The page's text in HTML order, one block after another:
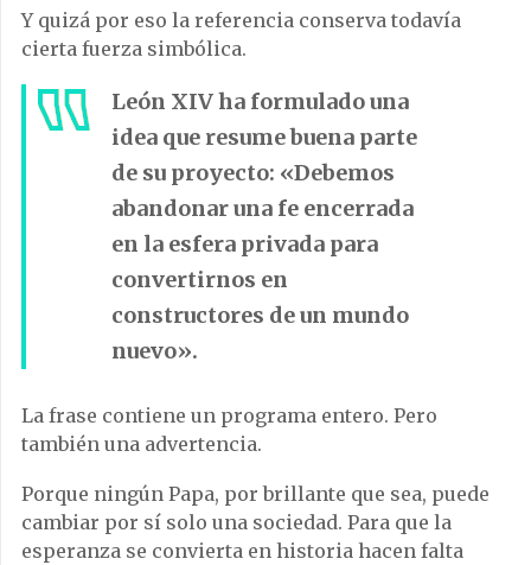
Y quizá por eso la referencia conserva todavía
cierta fuerza simbólica.
León XIV ha formulado una
idea que resume buena parte
de su proyecto: «Debemos
abandonar una fe encerrada
en la esfera privada para
convertirnos en
constructores de un mundo
nuevo».
La frase contiene un programa entero. Pero
también una advertencia.
Porque ningún Papa, por brillante que sea, puede
cambiar por sí solo una sociedad. Para que la
esperanza se convierta en historia hacen falta